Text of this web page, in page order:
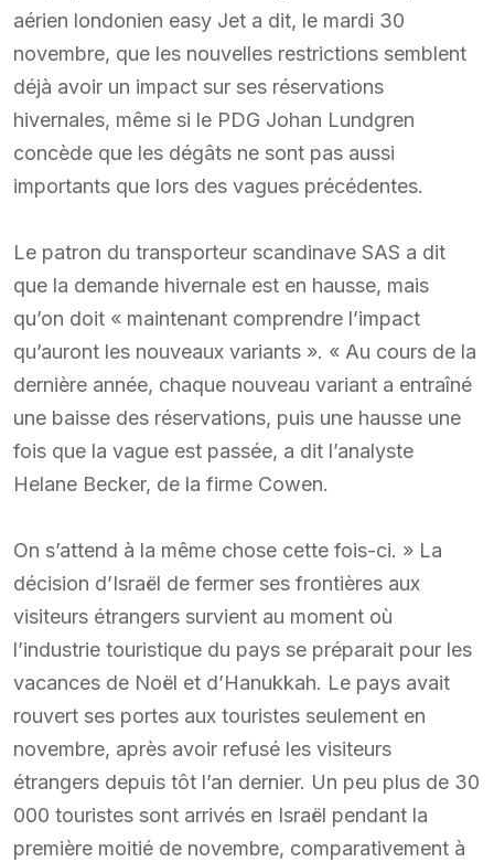
aérien londonien easy Jet a dit, le mardi 30
novembre, que les nouvelles restrictions semblent
déjà avoir un impact sur ses réservations
hivernales, même si le PDG Johan Lundgren
concède que les dégâts ne sont pas aussi
importants que lors des vagues précédentes.
Le patron du transporteur scandinave SAS a dit
que la demande hivernale est en hausse, mais
qu’on doit « maintenant comprendre l’impact
qu’auront les nouveaux variants ». « Au cours de la
dernière année, chaque nouveau variant a entraîné
une baisse des réservations, puis une hausse une
fois que la vague est passée, a dit l’analyste
Helane Becker, de la firme Cowen.
On s’attend à la même chose cette fois-ci. » La
décision d’Israël de fermer ses frontières aux
visiteurs étrangers survient au moment où
l’industrie touristique du pays se préparait pour les
vacances de Noël et d’Hanukkah. Le pays avait
rouvert ses portes aux touristes seulement en
novembre, après avoir refusé les visiteurs
étrangers depuis tôt l’an dernier. Un peu plus de 30
000 touristes sont arrivés en Israël pendant la
première moitié de novembre, comparativement à